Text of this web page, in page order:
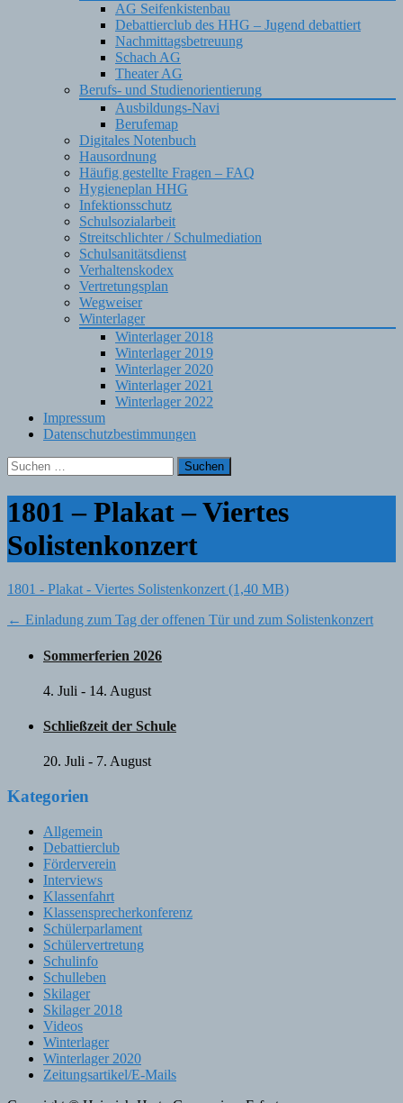
AG Seifenkistenbau
Debattierclub des HHG – Jugend debattiert
Nachmittagsbetreuung
Schach AG
Theater AG
Berufs- und Studienorientierung
Ausbildungs-Navi
Berufemap
Digitales Notenbuch
Hausordnung
Häufig gestellte Fragen – FAQ
Hygieneplan HHG
Infektionsschutz
Schulsozialarbeit
Streitschlichter / Schulmediation
Schulsanitätsdienst
Verhaltenskodex
Vertretungsplan
Wegweiser
Winterlager
Winterlager 2018
Winterlager 2019
Winterlager 2020
Winterlager 2021
Winterlager 2022
Impressum
Datenschutzbestimmungen
Suchen
nach:
1801 – Plakat – Viertes
Solistenkonzert
1801 - Plakat - Viertes Solistenkonzert
Post
navigation
← Einladung zum Tag der offenen Tür und zum Solistenkonzert
Sommerferien 2026
4. Juli - 14. August
Schließzeit der Schule
20. Juli - 7. August
Kategorien
Allgemein
Debattierclub
Förderverein
Interviews
Klassenfahrt
Klassensprecherkonferenz
Schülerparlament
Schülervertretung
Schulinfo
Schulleben
Skilager
Skilager 2018
Videos
Winterlager
Winterlager 2020
Zeitungsartikel/E-Mails